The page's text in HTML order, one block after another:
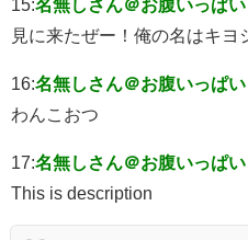
15:名無しさん＠お腹いっぱい
見に来たぜー！俺の名はキヨ
16:名無しさん＠お腹いっぱい
わんこおつ
17:名無しさん＠お腹いっぱい
This is description